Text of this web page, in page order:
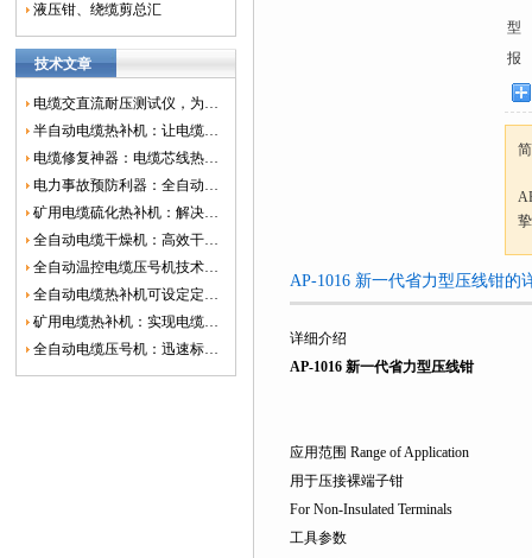
液压钳、绕缆剪总汇
技术文章
电缆交直流耐压测试仪，为电网安全保驾护航
半自动电缆热补机：让电缆修复更简单、更高效！
电缆修复神器：电缆芯线热补机如何保障电网安全？
电力事故预防利器：全自动控温电缆热补机
矿用电缆硫化热补机：解决矿山电缆故障的新选择
全自动电缆干燥机：高效干燥，电缆质量
全自动温控电缆压号机技术革新：数字化标识的新趋势
全自动电缆热补机可设定定时功能，实现自动化热补
矿用电缆热补机：实现电缆故障修复的高效装置
全自动电缆压号机：迅速标识电缆的利器
型
报
AP-1016 新一代省力型压线钳的
详细介绍
AP-1016 新一代省力型压线钳
应用范围 Range of Application
用于压接裸端子钳
For Non-Insulated Terminals
工具参数